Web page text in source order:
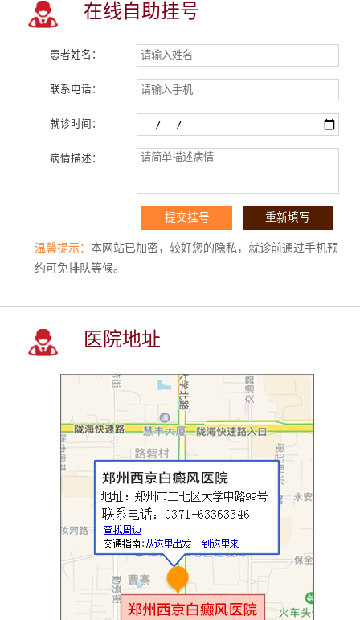
在线自助挂号
患者姓名：
联系电话：
就诊时间：
病情描述：
温馨提示：本网站已加密，较好您的隐私，就诊前通过手机预
约可免排队等候。
医院地址